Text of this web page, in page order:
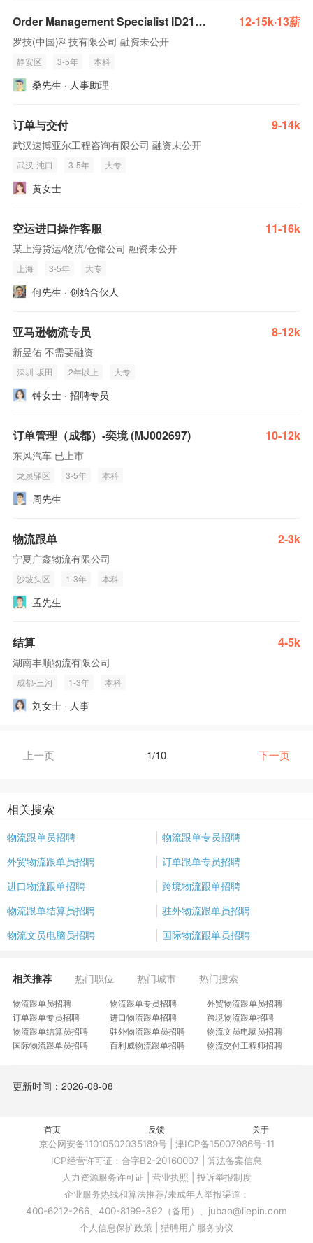
Order Management Specialist ID214316 12-15k·13薪
罗技(中国)科技有限公司 融资未公开
静安区 3-5年 本科
桑先生 · 人事助理
订单与交付 9-14k
武汉速博亚尔工程咨询有限公司 融资未公开
武汉-沌口 3-5年 大专
黄女士
空运进口操作客服 11-16k
某上海货运/物流/仓储公司 融资未公开
上海 3-5年 大专
何先生 · 创始合伙人
亚马逊物流专员 8-12k
新昱佑 不需要融资
深圳-坂田 2年以上 大专
钟女士 · 招聘专员
订单管理（成都）-奕境 (MJ002697) 10-12k
东风汽车 已上市
龙泉驿区 3-5年 本科
周先生
物流跟单 2-3k
宁夏广鑫物流有限公司
沙坡头区 1-3年 本科
孟先生
结算 4-5k
湖南丰顺物流有限公司
成都-三河 1-3年 本科
刘女士 · 人事
上一页 1/10 下一页
相关搜索
物流跟单员招聘
物流跟单专员招聘
外贸物流跟单员招聘
订单跟单专员招聘
进口物流跟单招聘
跨境物流跟单招聘
物流跟单结算员招聘
驻外物流跟单员招聘
物流文员电脑员招聘
国际物流跟单员招聘
相关推荐 热门职位 热门城市 热门搜索
物流跟单员招聘 物流跟单专员招聘
外贸物流跟单员招聘
订单跟单专员招聘
进口物流跟单招聘
跨境物流跟单招聘
物流跟单结算员招聘
驻外物流跟单员招聘
物流文员电脑员招聘
国际物流跟单员招聘
百利威物流跟单招聘
物流交付工程师招聘
供应链物流岗招聘
计划跟单专员招聘
销售跟单客服招聘
订单运营管理招聘 电器物控员招聘
更新时间：2026-08-08
首页 反馈 关于